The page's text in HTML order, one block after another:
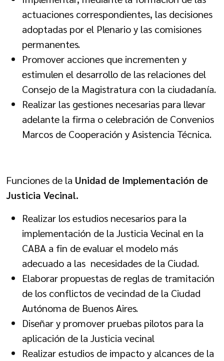
actuaciones correspondientes, las decisiones
adoptadas por el Plenario y las comisiones
permanentes.
Promover acciones que incrementen y
estimulen el desarrollo de las relaciones del
Consejo de la Magistratura con la ciudadanía.
Realizar las gestiones necesarias para llevar
adelante la firma o celebración de Convenios
Marcos de Cooperación y Asistencia Técnica.
Funciones de la Unidad de Implementación de
Justicia Vecinal.
Realizar los estudios necesarios para la
implementación de la Justicia Vecinal en la
CABA a fin de evaluar el modelo más
adecuado a las necesidades de la Ciudad.
Elaborar propuestas de reglas de tramitación
de los conflictos de vecindad de la Ciudad
Autónoma de Buenos Aires.
Diseñar y promover pruebas pilotos para la
aplicación de la Justicia vecinal
Realizar estudios de impacto y alcances de la